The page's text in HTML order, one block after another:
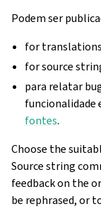
Podem ser
for translations
for source
para relatar
funcionalidade
fontes.
Choose the
Source string
feedback on the
be rephrased, or